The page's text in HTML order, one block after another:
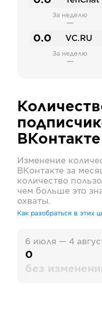
За неделю
—
0.0 VC.RU
За неделю
—
ВКонтакте
Изменение
ВКонтакте за
количество
чем больше это
охваты.
Как разобраться в этих
6 июля — 4
0
без